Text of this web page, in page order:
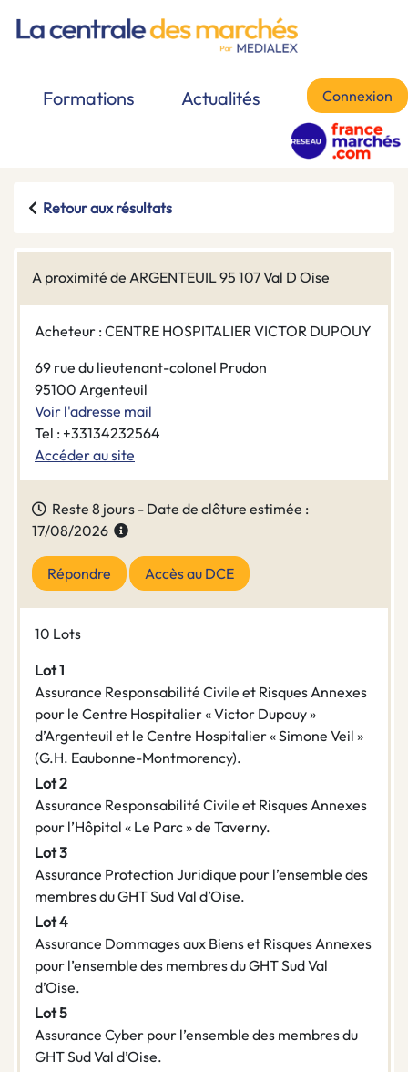
Formations Actualités Connexion
Retour aux résultats
A proximité de ARGENTEUIL 95 107 Val D Oise
Acheteur : CENTRE HOSPITALIER VICTOR DUPOUY
69 rue du lieutenant-colonel Prudon
95100 Argenteuil
Voir l'adresse mail
Tel : +33134232564
Accéder au site
Reste 8 jours - Date de clôture estimée :
17/08/2026
Répondre Accès au DCE
10 Lots
Lot 1
Assurance Responsabilité Civile et Risques Annexes
pour le Centre Hospitalier « Victor Dupouy »
d’Argenteuil et le Centre Hospitalier « Simone Veil »
(G.H. Eaubonne-Montmorency).
Lot 2
Assurance Responsabilité Civile et Risques Annexes
pour l’Hôpital « Le Parc » de Taverny.
Lot 3
Assurance Protection Juridique pour l’ensemble des
membres du GHT Sud Val d’Oise.
Lot 4
Assurance Dommages aux Biens et Risques Annexes
pour l’ensemble des membres du GHT Sud Val
d’Oise.
Lot 5
Assurance Cyber pour l’ensemble des membres du
GHT Sud Val d’Oise.